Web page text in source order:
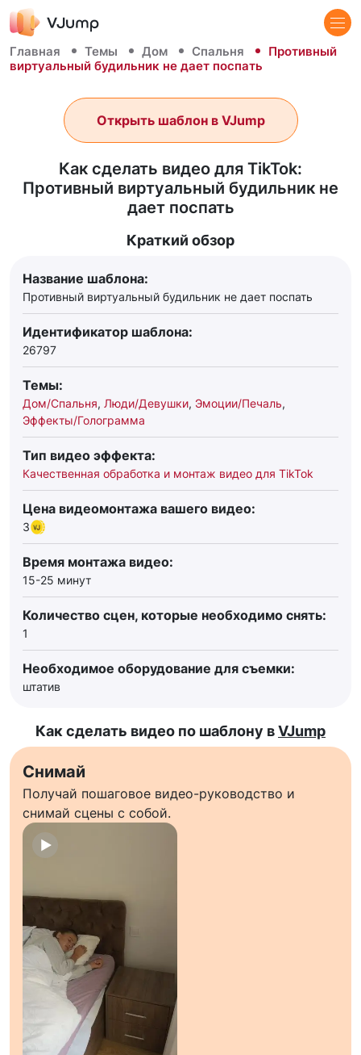
Главная Темы Дом Спальня
Противный
виртуальный будильник не дает поспать
Как сделать видео для TikTok:
Противный виртуальный будильник не
дает поспать
Открыть шаблон в VJump
Краткий обзор
Название шаблона:
Противный виртуальный будильник не дает поспать
Идентификатор шаблона:
26797
Темы:
Дом/Спальня, Люди/Девушки, Эмоции/Печаль,
Эффекты/Голограмма
Тип видео эффекта:
Качественная обработка и монтаж видео для TikTok
Цена видеомонтажа вашего видео:
3
Время монтажа видео:
15-25 минут
Количество сцен, которые необходимо снять:
1
Необходимое оборудование для съемки:
штатив
Как сделать видео по шаблону вVJump
Снимай
Получай пошаговое видео-руководство и
снимай сцены с собой.